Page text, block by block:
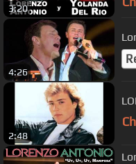
3:20
4:26
2:48